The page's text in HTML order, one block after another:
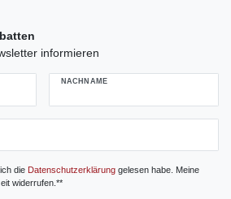
informieren
NACHNAME
die Daten­schutz­erklärunggelesen habe. Meine
widerrufen.**